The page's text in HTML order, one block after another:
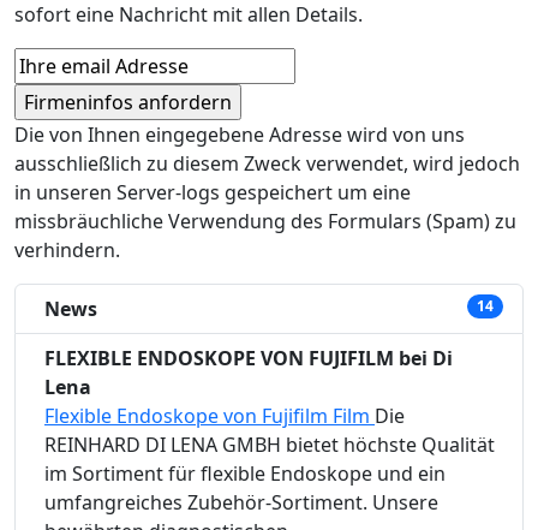
sofort eine Nachricht mit allen Details.
Die von Ihnen eingegebene Adresse wird von uns
ausschließlich zu diesem Zweck verwendet, wird jedoch
in unseren Server-logs gespeichert um eine
missbräuchliche Verwendung des Formulars (Spam) zu
verhindern.
News 14
FLEXIBLE ENDOSKOPE VON FUJIFILM bei Di
Lena
Flexible Endoskope von Fujifilm Film Die
REINHARD DI LENA GMBH bietet höchste Qualität
im Sortiment für flexible Endoskope und ein
umfangreiches Zubehör-Sortiment. Unsere